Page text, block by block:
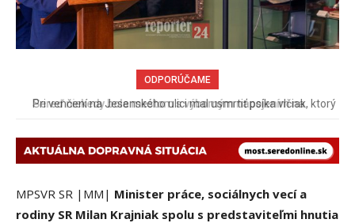
ODPORÚČAME
Pri venčení na Jesenského ulici mal usmrtiť psíka vlčiak, ktorý
MPSVR SR |MM| Minister práce, sociálnych vecí a
rodiny SR Milan Krajniak spolu s predstaviteľmi hnutia